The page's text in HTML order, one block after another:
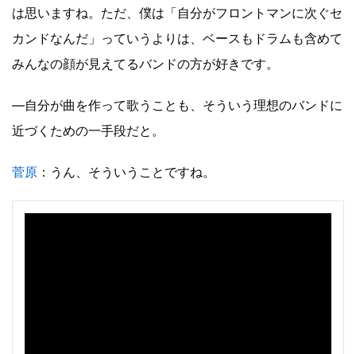
は思いますね。ただ、僕は「自分がフロントマンに次ぐセ
カンドなんだ」っていうよりは、ベースもドラムも含めて
みんなの顔が見えてるバンドの方が好きです。
―自分が曲を作って歌うことも、そういう理想のバンドに
近づくための一手段だと。
菅原 ：うん、そういうことですね。